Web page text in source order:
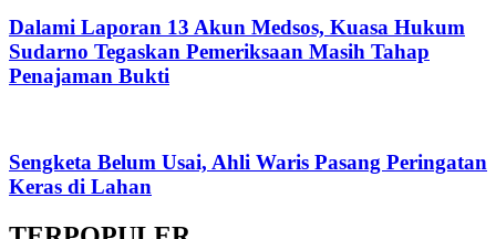
Dalami Laporan 13 Akun Medsos, Kuasa Hukum
Sudarno Tegaskan Pemeriksaan Masih Tahap
Penajaman Bukti
Sengketa Belum Usai, Ahli Waris Pasang Peringatan
Keras di Lahan